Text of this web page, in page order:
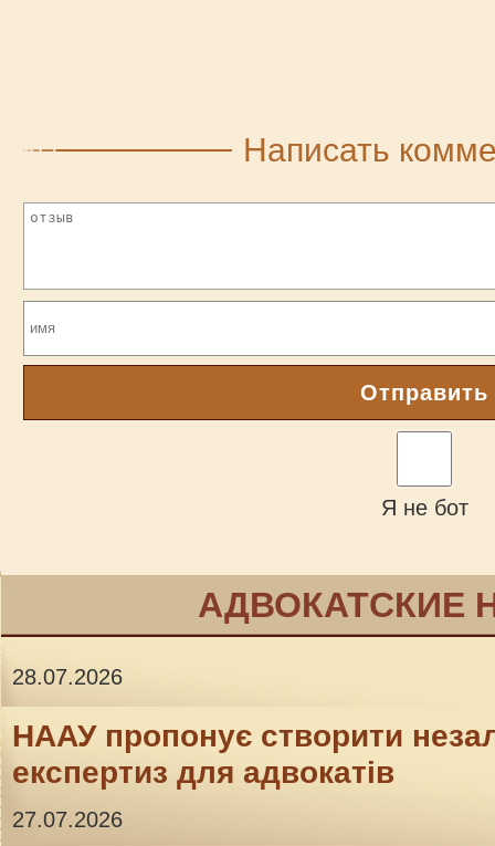
Написать
Отправить
Я не бот
АДВОКАТСКИЕ
28.07.2026
НААУ пропонує створити
експертиз для адвокатів
27.07.2026